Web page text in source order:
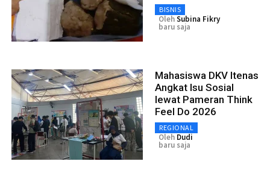
BISNIS
OlehSubina Fikry
baru saja
Mahasiswa DKV Itenas
Angkat Isu Sosial
lewat Pameran Think
Feel Do 2026
REGIONAL
Oleh Dudi
baru saja